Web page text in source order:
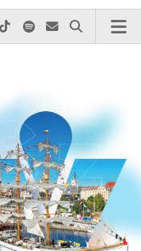
do nas zadzwoń
na Facebook-u
nas na X
Odwiedź nas na Instagram-ie
Odwiedź nas na TikTok-u
Szukaj nas na Spotify
Wyślij do nas
Szukaj